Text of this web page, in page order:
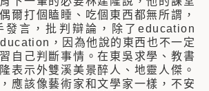
爾打個瞌睡、吃個東西都無所謂，
發言，批判辯論，除了education
，因為他說的東西也不一定
自己判斷事情。在東吳求學、教書
表示外雙溪美景醉人、地靈人傑。
應該像藝術家和文學家一樣，不安